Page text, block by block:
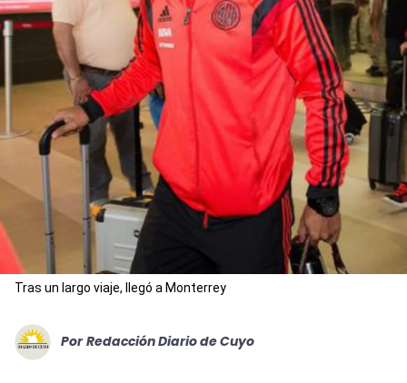
Tras un largo viaje, llegó a Monterrey
Por Redacción Diario de Cuyo